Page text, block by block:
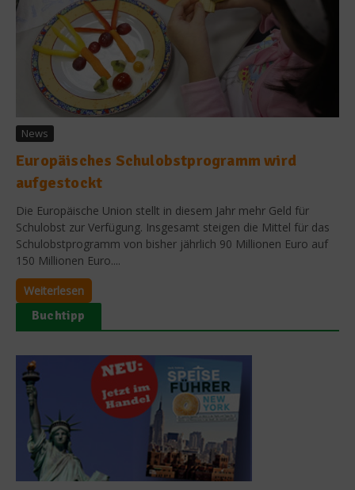
News
Europäisches Schulobstprogramm wird
aufgestockt
Die Europäische Union stellt in diesem Jahr mehr Geld für
Schulobst zur Verfügung. Insgesamt steigen die Mittel für das
Schulobstprogramm von bisher jährlich 90 Millionen Euro auf
150 Millionen Euro....
Weiterlesen
Buchtipp